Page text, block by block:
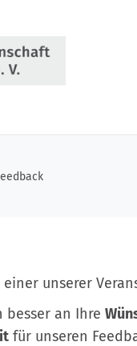
unserer
an Ihre
für unseren